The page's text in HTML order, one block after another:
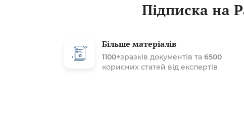
Підписка на
Більше матеріалів
1100+зразків документів та 6500
корисних статей від експертів